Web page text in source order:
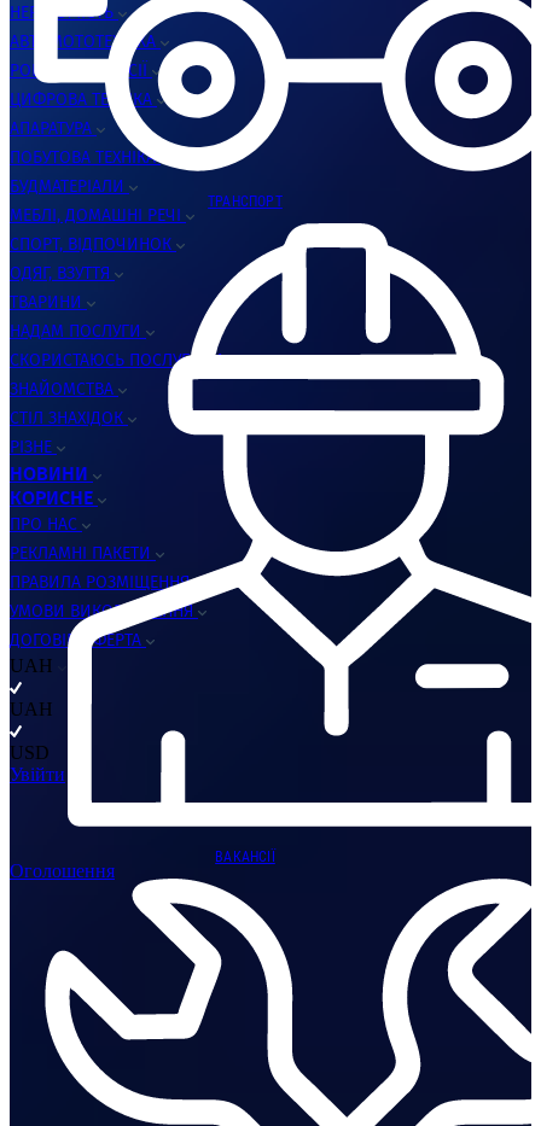
НЕРУХОМІСТЬ
АВТОМОТОТЕХНІКА
РОБОТА, ВАКАНСІЇ
ЦИФРОВА ТЕХНІКА
АПАРАТУРА
ПОБУТОВА ТЕХНІКА
БУДМАТЕРІАЛИ
МЕБЛІ, ДОМАШНІ РЕЧІ
СПОРТ, ВІДПОЧИНОК
ОДЯГ, ВЗУТТЯ
ТВАРИНИ
НАДАМ ПОСЛУГИ
СКОРИСТАЮСЬ ПОСЛУГАМИ
ЗНАЙОМСТВА
СТІЛ ЗНАХІДОК
РІЗНЕ
НОВИНИ
КОРИСНЕ
ПРО НАС
РЕКЛАМНІ ПАКЕТИ
ПРАВИЛА РОЗМІЩЕННЯ
УМОВИ ВИКОРИСТАННЯ
ДОГОВІР ОФЕРТА
UAH
UAH
USD
Увійти
Оголошення
ТРАНСПОРТ
ВАКАНСІЇ